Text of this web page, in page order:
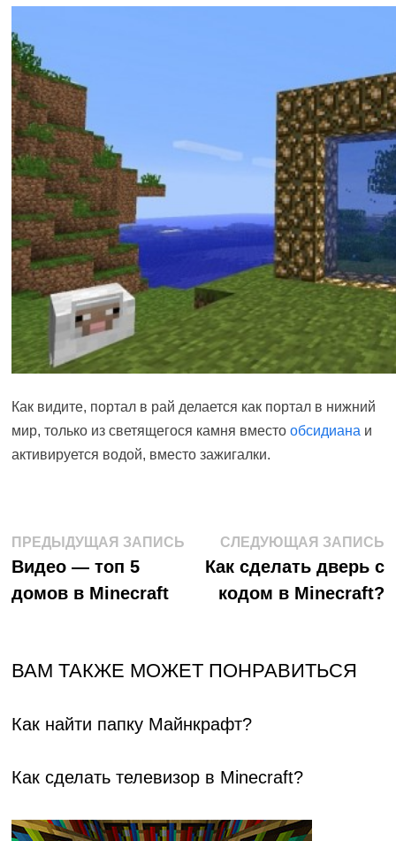
Как видите, портал в рай делается как портал в нижний
мир, только из светящегося камня вместообсидиана и
активируется водой, вместо зажигалки.
Навигация
по
ПРЕДЫДУЩАЯ ЗАПИСЬ Предыдущая
запись:
Видео — топ 5
домов в Minecraft
СЛЕДУЮЩАЯ ЗАПИСЬ
Как сделать дверь с
кодом в Minecraft?
ВАМ ТАКЖЕ МОЖЕТ ПОНРАВИТЬСЯ
Как найти папку Майнкрафт?
Как сделать телевизор в Minecraft?